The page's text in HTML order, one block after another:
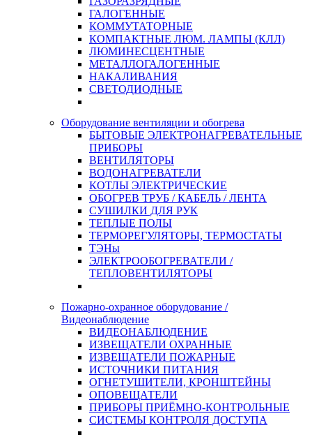
ГАЛОГЕННЫЕ
КОММУТАТОРНЫЕ
КОМПАКТНЫЕ ЛЮМ. ЛАМПЫ (КЛЛ)
ЛЮМИНЕСЦЕНТНЫЕ
МЕТАЛЛОГАЛОГЕННЫЕ
НАКАЛИВАНИЯ
СВЕТОДИОДНЫЕ
Оборудование вентиляции и обогрева
БЫТОВЫЕ ЭЛЕКТРОНАГРЕВАТЕЛЬНЫЕ
ПРИБОРЫ
ВЕНТИЛЯТОРЫ
ВОДОНАГРЕВАТЕЛИ
КОТЛЫ ЭЛЕКТРИЧЕСКИЕ
ОБОГРЕВ ТРУБ / КАБЕЛЬ / ЛЕНТА
СУШИЛКИ ДЛЯ РУК
ТЕПЛЫЕ ПОЛЫ
ТЕРМОРЕГУЛЯТОРЫ, ТЕРМОСТАТЫ
ТЭНы
ЭЛЕКТРООБОГРЕВАТЕЛИ /
ТЕПЛОВЕНТИЛЯТОРЫ
Пожарно-охранное оборудование /
Видеонаблюдение
ВИДЕОНАБЛЮДЕНИЕ
ИЗВЕЩАТЕЛИ ОХРАННЫЕ
ИЗВЕЩАТЕЛИ ПОЖАРНЫЕ
ИСТОЧНИКИ ПИТАНИЯ
ОГНЕТУШИТЕЛИ, КРОНШТЕЙНЫ
ОПОВЕЩАТЕЛИ
ПРИБОРЫ ПРИЁМНО-КОНТРОЛЬНЫЕ
СИСТЕМЫ КОНТРОЛЯ ДОСТУПА